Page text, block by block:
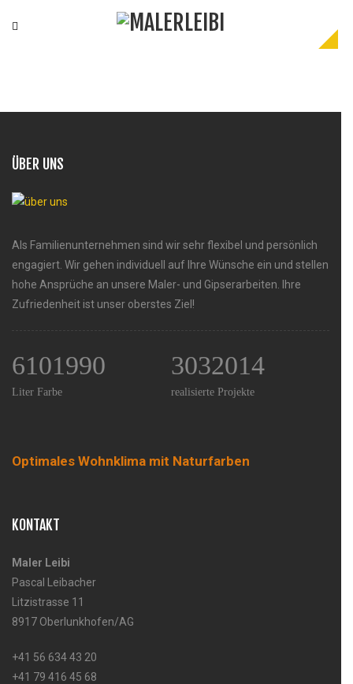
ÜBER UNS
Als Familienunternehmen sind wir sehr flexibel und persönlich
engagiert. Wir gehen individuell auf Ihre Wünsche ein und stellen
hohe Ansprüche an unsere Maler- und Gipserarbeiten. Ihre
Zufriedenheit ist unser oberstes Ziel!
6101990
Liter Farbe
3032014
realisierte Projekte
Optimales Wohnklima mit Naturfarben
KONTAKT
Maler Leibi
Pascal Leibacher
Litzistrasse 11
8917 Oberlunkhofen/AG
+41 56 634 43 20
+41 79 416 45 68